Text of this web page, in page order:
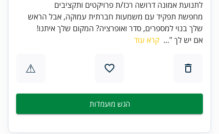
לתנועת אמונה דרושה רכז/ת פרויקטים ותקציבים
מחפשת תפקיד עם משמעות חברתית עמוקה, אבל הראש
שלך בנוי למספרים, סדר ואופרציה? המקום שלך איתנו!
אם יש לך "... קרא עוד
⚠
הגש מועמדות